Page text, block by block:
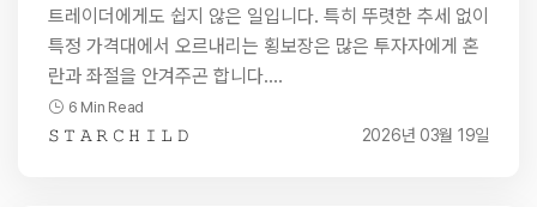
트레이더에게도 쉽지 않은 일입니다. 특히 뚜렷한 추세 없이
특정 가격대에서 오르내리는 횡보장은 많은 투자자에게 혼
란과 좌절을 안겨주곤 합니다.…
6 Min Read
𝚂 𝚃 𝙰 𝚁 𝙲 𝙷 𝙸 𝙻 𝙳 2026년 03월 19일